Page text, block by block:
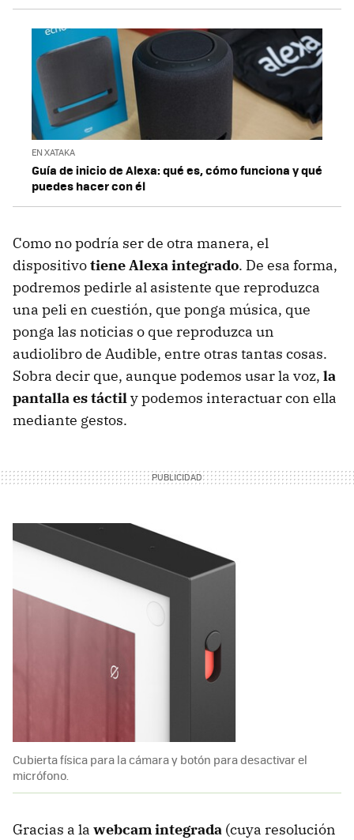
EN XATAKA
Guía de inicio de Alexa: qué es, cómo funciona y qué
puedes hacer con él
Como no podría ser de otra manera, el
dispositivotiene Alexa integrado. De esa forma,
podremos pedirle al asistente que reproduzca
una peli en cuestión, que ponga música, que
ponga las noticias o que reproduzca un
audiolibro de Audible, entre otras tantas cosas.
Sobra decir que, aunque podemos usar la voz, la
pantalla es táctily podemos interactuar con ella
mediante gestos.
Cubierta física para la cámara y botón para desactivar el
micrófono.
Gracias a la webcam integrada (cuya resolución